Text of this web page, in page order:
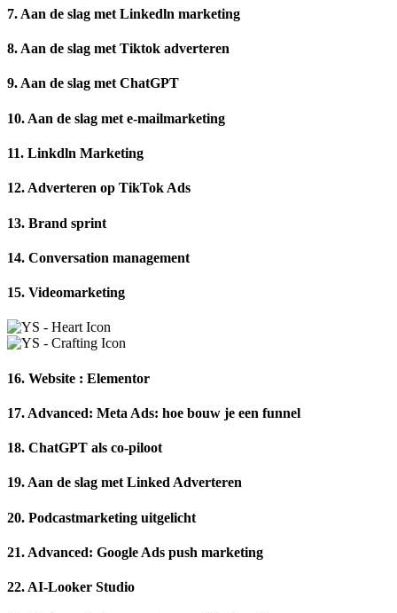
7. Aan de slag met Linkedln marketing
8. Aan de slag met Tiktok adverteren
9. Aan de slag met ChatGPT
10. Aan de slag met e-mailmarketing
11. Linkdln Marketing
12. Adverteren op TikTok Ads
13. Brand sprint
14. Conversation management
15. Videomarketing
16. Website : Elementor
17. Advanced: Meta Ads: hoe bouw je een funnel
18. ChatGPT als co-piloot
19. Aan de slag met Linked Adverteren
20. Podcastmarketing uitgelicht
21. Advanced: Google Ads push marketing
22. AI-Looker Studio